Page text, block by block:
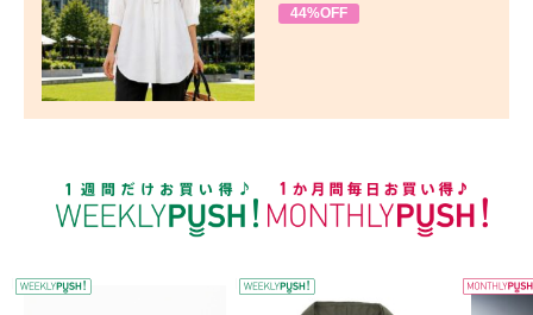
44%OFF
WEEKLY PUSH